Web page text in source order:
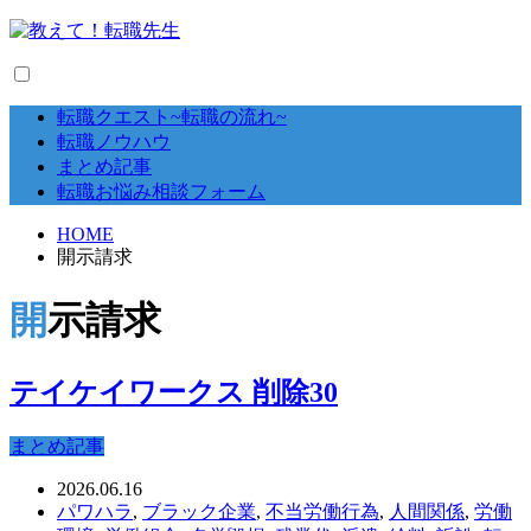
転職クエスト~転職の流れ~
転職ノウハウ
まとめ記事
転職お悩み相談フォーム
HOME
開示請求
開示請求
テイケイワークス 削除30
まとめ記事
2026.06.16
パワハラ, ブラック企業, 不当労働行為, 人間関係, 労働